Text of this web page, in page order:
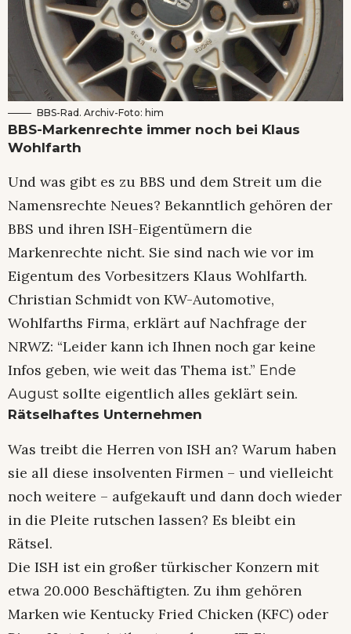
BBS-Rad. Archiv-Foto: him
BBS-Markenrechte immer noch bei Klaus
Wohlfarth
Und was gibt es zu BBS und dem Streit um die
Namensrechte Neues? Bekanntlich gehören der
BBS und ihren ISH-Eigentümern die
Markenrechte nicht. Sie sind nach wie vor im
Eigentum des Vorbesitzers Klaus Wohlfarth.
Christian Schmidt von KW-Automotive,
Wohlfarths Firma, erklärt auf Nachfrage der
NRWZ: “Leider kann ich Ihnen noch gar keine
Infos geben, wie weit das Thema ist.” Ende
August sollte eigentlich alles geklärt sein.
Rätselhaftes Unternehmen
Was treibt die Herren von ISH an? Warum haben
sie all diese insolventen Firmen – und vielleicht
noch weitere – aufgekauft und dann doch wieder
in die Pleite rutschen lassen? Es bleibt ein
Rätsel.
Die ISH ist ein großer türkischer Konzern mit
etwa 20.000 Beschäftigten. Zu ihm gehören
Marken wie Kentucky Fried Chicken (KFC) oder